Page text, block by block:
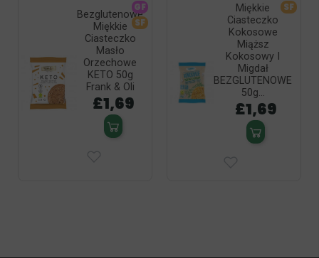
Bezglutenowe
Miękkie
Ciasteczko
Masło
Orzechowe
KETO 50g
Frank & Oli
£1,69
GF
SF
Miękkie
Ciasteczko
Kokosowe
Miąższ
Kokosowy I
Migdał
BEZGLUTENOWE
50g...
£1,69
SF